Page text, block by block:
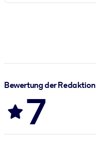
Bewertung der Redaktion
7